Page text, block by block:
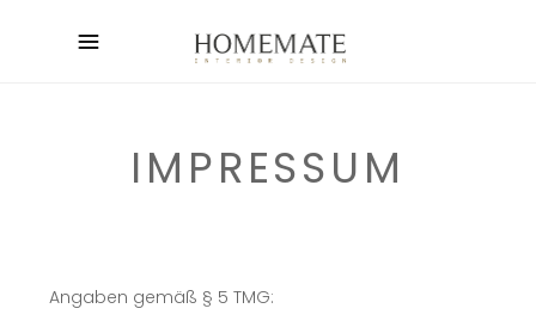
IMPRESSUM
Angaben gemäß § 5 TMG: